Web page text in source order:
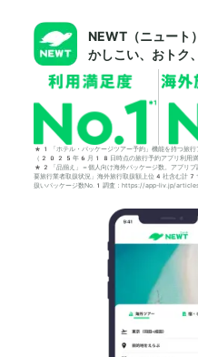
NEWT（ニュート）
かしこい、おトク
*1「ホテル・パッケージツアー予約」機能を持つ旅行
（2025年6月18日時点の旅行予約アプリ利用満
*2「品揃え」＝個人向け海外パッケージ数。ア
要旅行業者取扱状況」海外旅行取扱額上位4社含む計7
扱いパッケージ数No.1調査：https://app-